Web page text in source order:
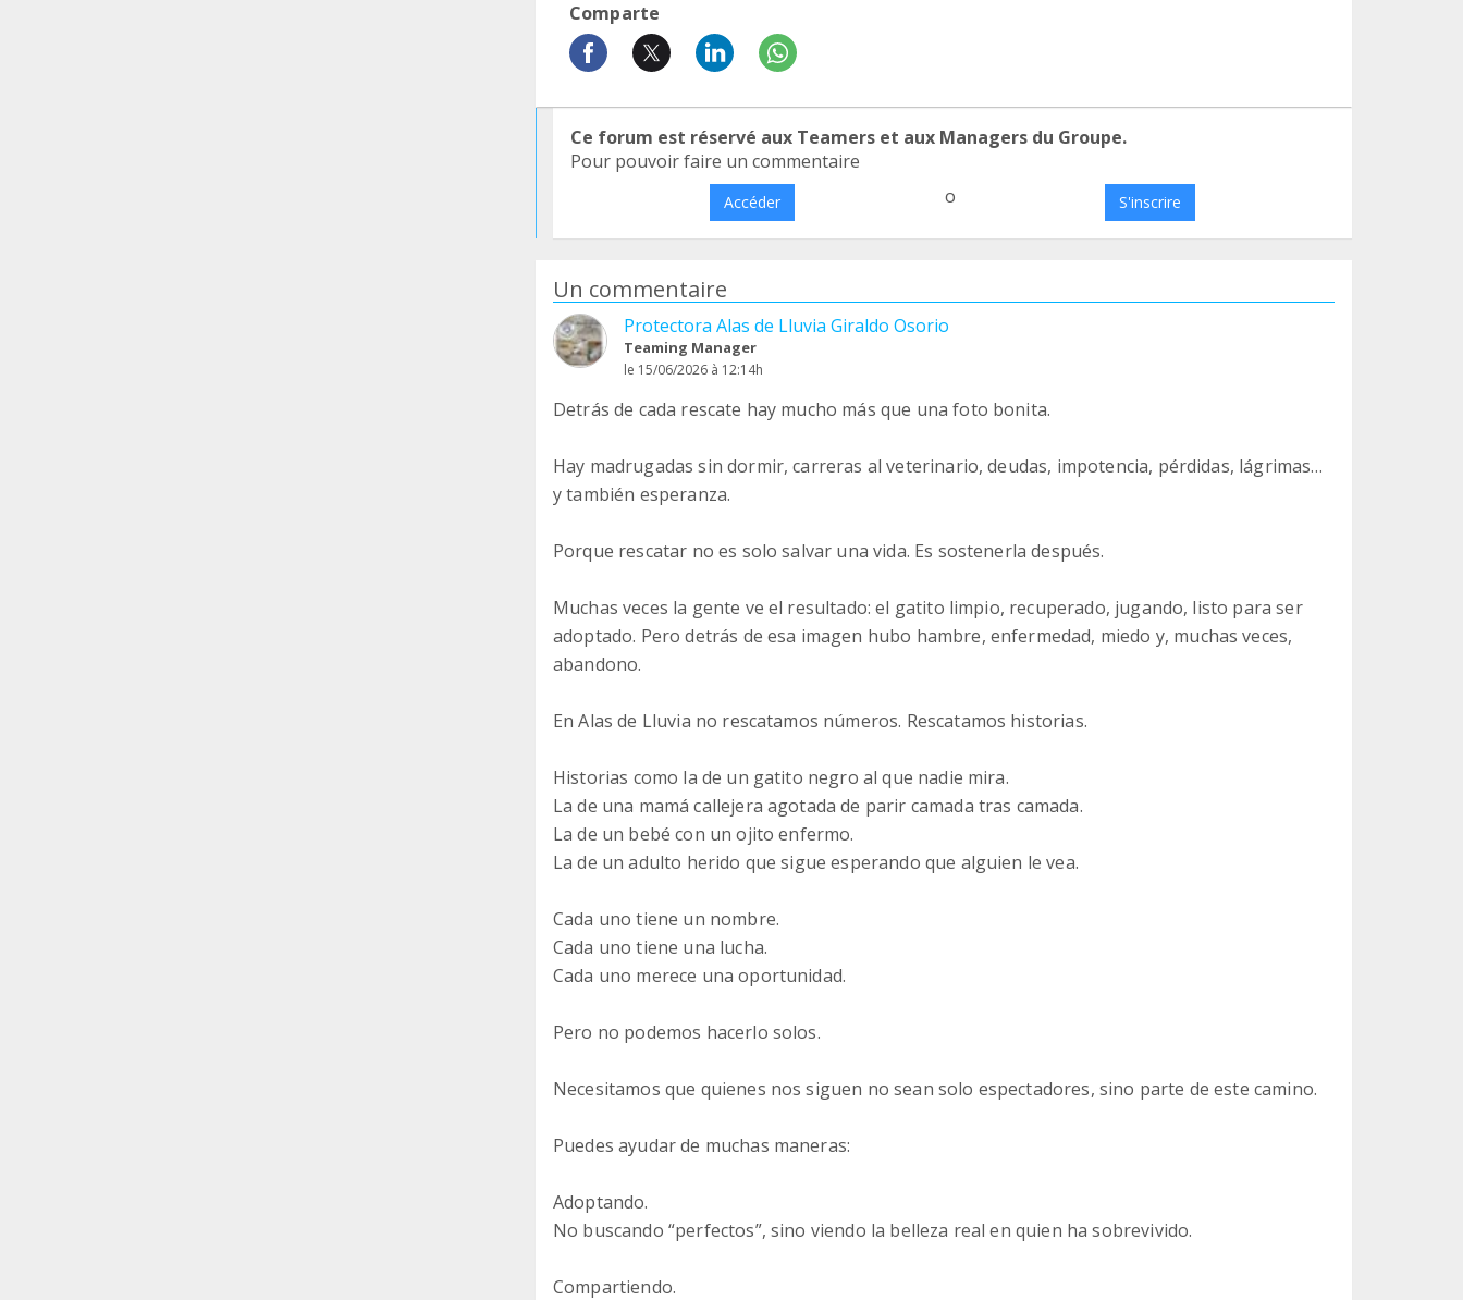
Comparte
Ce forum est réservé aux Teamers et aux Managers du Groupe.
Pour pouvoir faire un commentaire
Accéder o S'inscrire
Un commentaire
Protectora Alas de Lluvia Giraldo Osorio
Teaming Manager
le 15/06/2026 à 12:14h
Detrás de cada rescate hay mucho más que una foto bonita.
Hay madrugadas sin dormir, carreras al veterinario, deudas, impotencia, pérdidas, lágrimas…
y también esperanza.
Porque rescatar no es solo salvar una vida. Es sostenerla después.
Muchas veces la gente ve el resultado: el gatito limpio, recuperado, jugando, listo para ser
adoptado. Pero detrás de esa imagen hubo hambre, enfermedad, miedo y, muchas veces,
abandono.
En Alas de Lluvia no rescatamos números. Rescatamos historias.
Historias como la de un gatito negro al que nadie mira.
La de una mamá callejera agotada de parir camada tras camada.
La de un bebé con un ojito enfermo.
La de un adulto herido que sigue esperando que alguien le vea.
Cada uno tiene un nombre.
Cada uno tiene una lucha.
Cada uno merece una oportunidad.
Pero no podemos hacerlo solos.
Necesitamos que quienes nos siguen no sean solo espectadores, sino parte de este camino.
Puedes ayudar de muchas maneras:
Adoptando.
No buscando “perfectos”, sino viendo la belleza real en quien ha sobrevivido.
Compartiendo.